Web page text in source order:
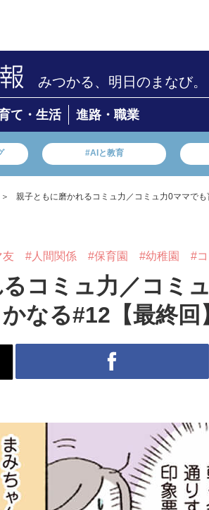
みつかる、明日のまなび。
て・生活 進路・職業
#AIと教育
＞ 親子ともに磨かれるコミュ力／コミュ力0ママで
友 #人間関係 #保育園 #幼稚園 #
コミュ力／コミ
なる#12【最終回